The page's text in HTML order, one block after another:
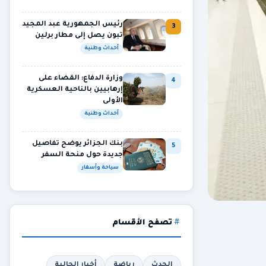
3
رئيس الجمهورية عبد المجيد
تبون يصل إلى مطار برلين
أحداث وطنية
4
وزارة الدفاع: القضاء على
إرهابيين بالناحية العسكرية
الأولى
أحداث وطنية
5
بنك الجزائر يوضح تفاصيل
جديدة حول منحة السفر
سياحة وأسفار
تصفح الأقسام